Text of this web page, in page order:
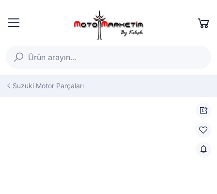
Suzuki Motor Parçaları